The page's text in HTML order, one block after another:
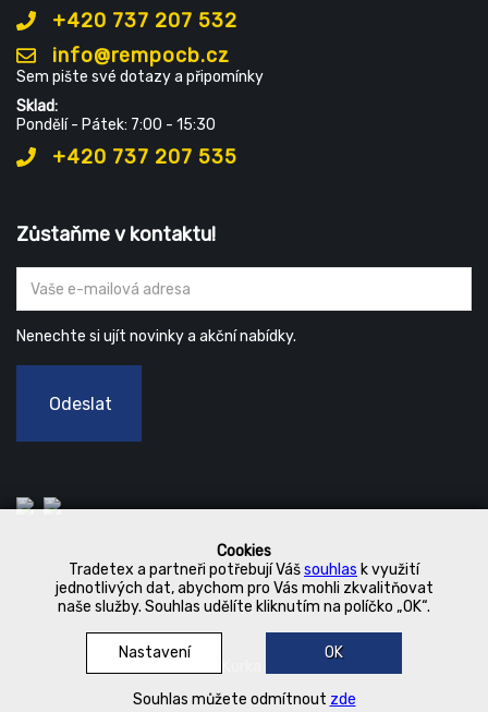
Cookies
Tradetex a partneři potřebují Vášsouhlas k využití
jednotlivých dat, abychom pro Vás mohli zkvalitňovat
naše služby. Souhlas udělíte kliknutím na políčko „OK“.
Nastavení OK
Souhlas můžete odmítnout zde
+420 737 207 532
info@rempocb.cz
Sem pište své dotazy a připomínky
Sklad:
Pondělí - Pátek: 7:00 - 15:30
+420 737 207 535
Zůstaňme v kontaktu!
Nenechte si ujít novinky a akční nabídky.
Odeslat